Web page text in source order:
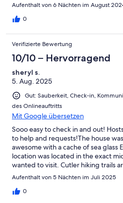
Aufenthalt von 6 Nächten im August
0
Verifizierte Bewertung
10/10 – Hervorragend
sheryl s.
5. Aug. 2025
Gut: Sauberkeit, Check-in,
des Onlineauftritts
Mit Google übersetzen
Sooo easy to check in and out!
to help and requests!The house
awesome with a cache of sea glass
location was located in the exact
wanted to visit. Cutler hiking trails
grocery stores close by. Jasper
Aufenthalt von 5 Nächten im Juli 2025
0